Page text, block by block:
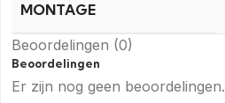
MONTAGE
Beoordelingen (0)
Beoordelingen
Er zijn nog geen beoordelingen.